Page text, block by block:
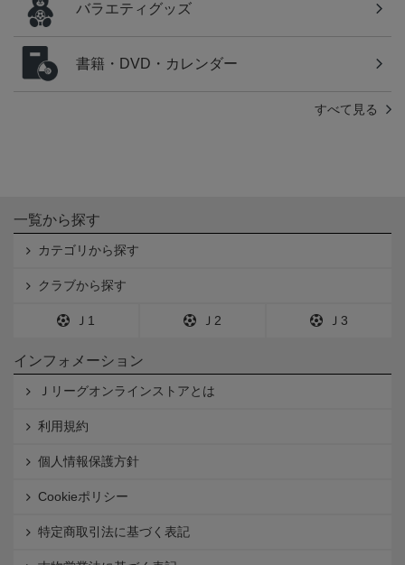
バラエティグッズ
書籍・DVD・カレンダー
すべて見る
一覧から探す
カテゴリから探す
クラブから探す
Ｊ1 Ｊ2 Ｊ3
インフォメーション
Ｊリーグオンラインストアとは
利用規約
個人情報保護方針
Cookieポリシー
特定商取引法に基づく表記